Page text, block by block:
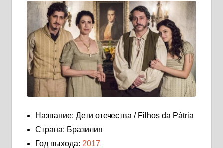
Название: Дети отечества / Filhos da Pátria
Страна: Бразилия
Год выхода: 2017